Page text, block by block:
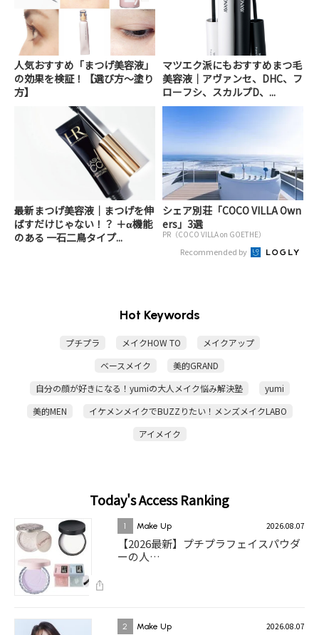
人気おすすめ「まつげ美容液」
の効果を検証！【選び方〜塗り
方】
マツエク派にもおすすめまつ毛
美容液｜アヴァンセ、DHC、フ
ローフシ、スカルプD、...
最新まつげ美容液｜まつげを伸
ばすだけじゃない！？ ＋α機能
のある 一石二鳥タイプ...
シェア別荘「COCO VILLA Own
ers」3選
PR（COCO VILLA on GOETHE）
Recommended by
Hot Keywords
プチプラ メイクHOW TO
メイクアップ
ベースメイク
美的GRAND
自分の顔が好きになる！yumiの大人メイク悩み解決塾
yumi
美的MEN
イケメンメイクでBUZZりたい！メンズメイクLABO
アイメイク
Today's Access Ranking
1 Make Up 2026.08.07
【2026最新】プチプラフェイスパウダ
ーの人…
2 Make Up 2026.08.07